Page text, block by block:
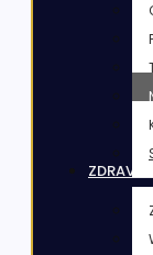
ZDRAVIE